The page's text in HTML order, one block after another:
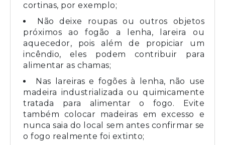
cortinas, por exemplo;
Não deixe roupas ou outros objetos
próximos ao fogão a lenha, lareira ou
aquecedor, pois além de propiciar um
incêndio, eles podem contribuir para
alimentar as chamas;
Nas lareiras e fogões à lenha, não use
madeira industrializada ou quimicamente
tratada para alimentar o fogo. Evite
também colocar madeiras em excesso e
nunca saia do local sem antes confirmar se
o fogo realmente foi extinto;